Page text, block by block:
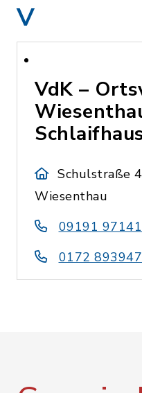
V
VdK –
Schulstraße
Wiesenthau
09191 97141
0172